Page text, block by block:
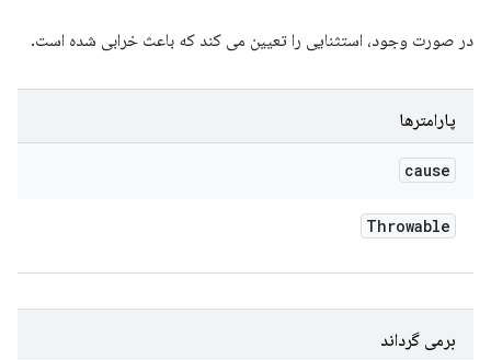
در صورت وجود، استثنایی را تعیین می کند که باعث خرابی شده است.
پارامترها
cause
Throwable
برمی گرداند